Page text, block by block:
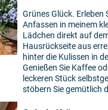
Grünes Glück. Erleben
Anfassen in meinem
Lädchen direkt auf
Hausrückseite aus
hinter die Kulissen in
Genießen Sie Kaffee
leckeren Stück
stöbern Sie gemütlich